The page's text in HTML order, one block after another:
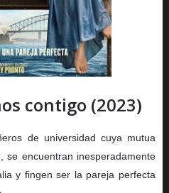
contigo (2023)
de universidad cuya mutua
se encuentran inesperadamente
y fingen ser la pareja perfecta